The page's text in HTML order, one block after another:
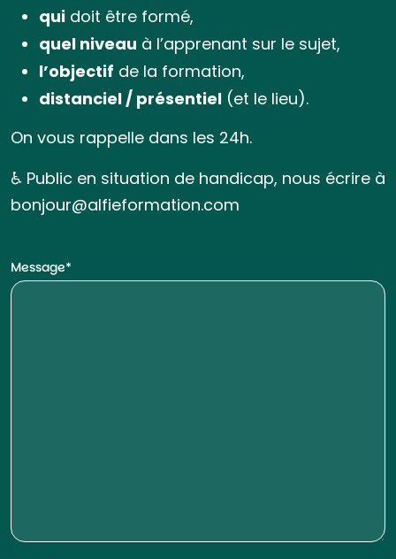
qui doit être formé,
quel niveau à l’apprenant sur le sujet,
l’objectif de la formation,
distanciel / présentiel (et le lieu).
On vous rappelle dans les 24h.
♿ Public en situation de handicap, nous écrire à
bonjour@alfieformation.com
Message